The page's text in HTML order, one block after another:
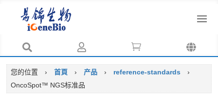
   
您的位置 › 首頁 › 产品 › reference-standards
›
OncoSpot™ NGS标准品